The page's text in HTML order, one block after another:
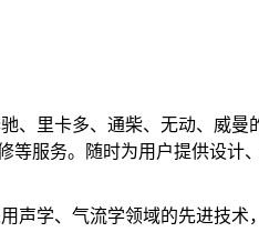
里卡多、通柴、无动、威
服务。随时为用户提供设计
声学、气流学领域的先进技